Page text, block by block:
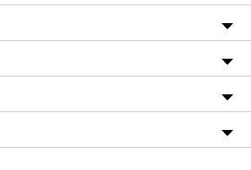
auf dlf.de
App